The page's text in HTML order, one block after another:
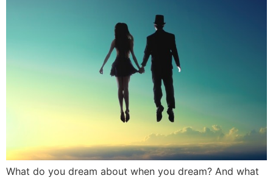
What do you dream about when you dream? And what